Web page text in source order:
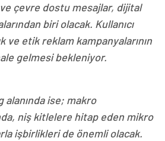
çevre dostu mesajlar, dijital
biri olacak. Kullanıcı
ve etik reklam kampanyalarının
gelmesi bekleniyor.
ise; makro
niş kitlelere hitap eden mikro
işbirlikleri de önemli olacak.